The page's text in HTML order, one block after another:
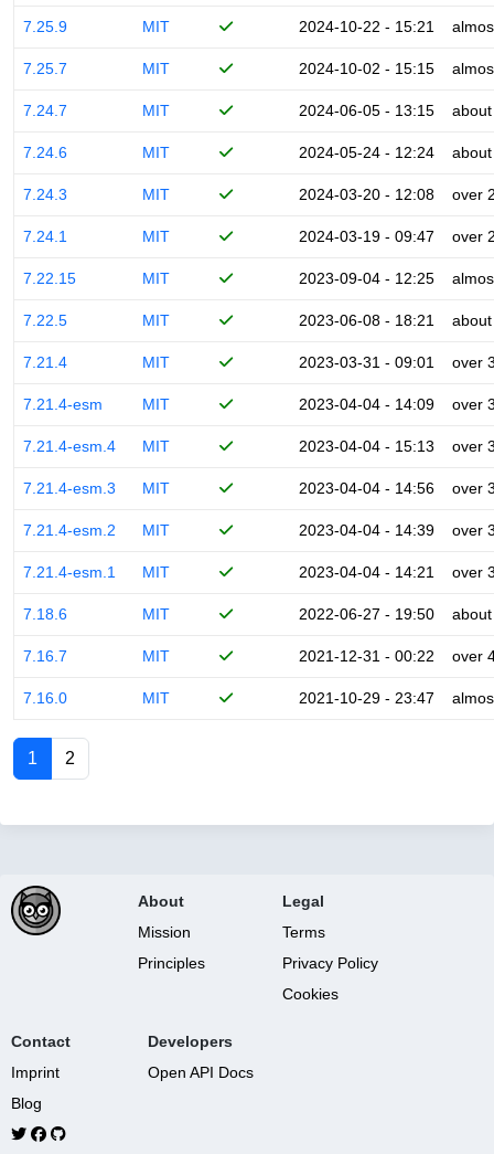
7.25.9 MIT 2024-10-22 - 15:21
7.25.7 MIT 2024-10-02 - 15:15
7.24.7 MIT 2024-06-05 - 13:15
7.24.6 MIT 2024-05-24 - 12:24
7.24.3 MIT 2024-03-20 - 12:08 over
7.24.1 MIT 2024-03-19 - 09:47 over
7.22.15 MIT 2023-09-04 - 12:25
7.22.5 MIT 2023-06-08 - 18:21
7.21.4 MIT 2023-03-31 - 09:01 over
7.21.4-esm MIT 2023-04-04 - 14:09 over
7.21.4-esm.4 MIT 2023-04-04 - 15:13 over
7.21.4-esm.3 MIT 2023-04-04 - 14:56 over
7.21.4-esm.2 MIT 2023-04-04 - 14:39 over
7.21.4-esm.1 MIT 2023-04-04 - 14:21 over
7.18.6 MIT 2022-06-27 - 19:50
7.16.7 MIT 2021-12-31 - 00:22 over
7.16.0 MIT 2021-10-29 - 23:47
1 2
About
Mission
Principles
Legal
Terms
Privacy Policy
Cookies
Contact
Imprint
Blog
Developers
Open API Docs